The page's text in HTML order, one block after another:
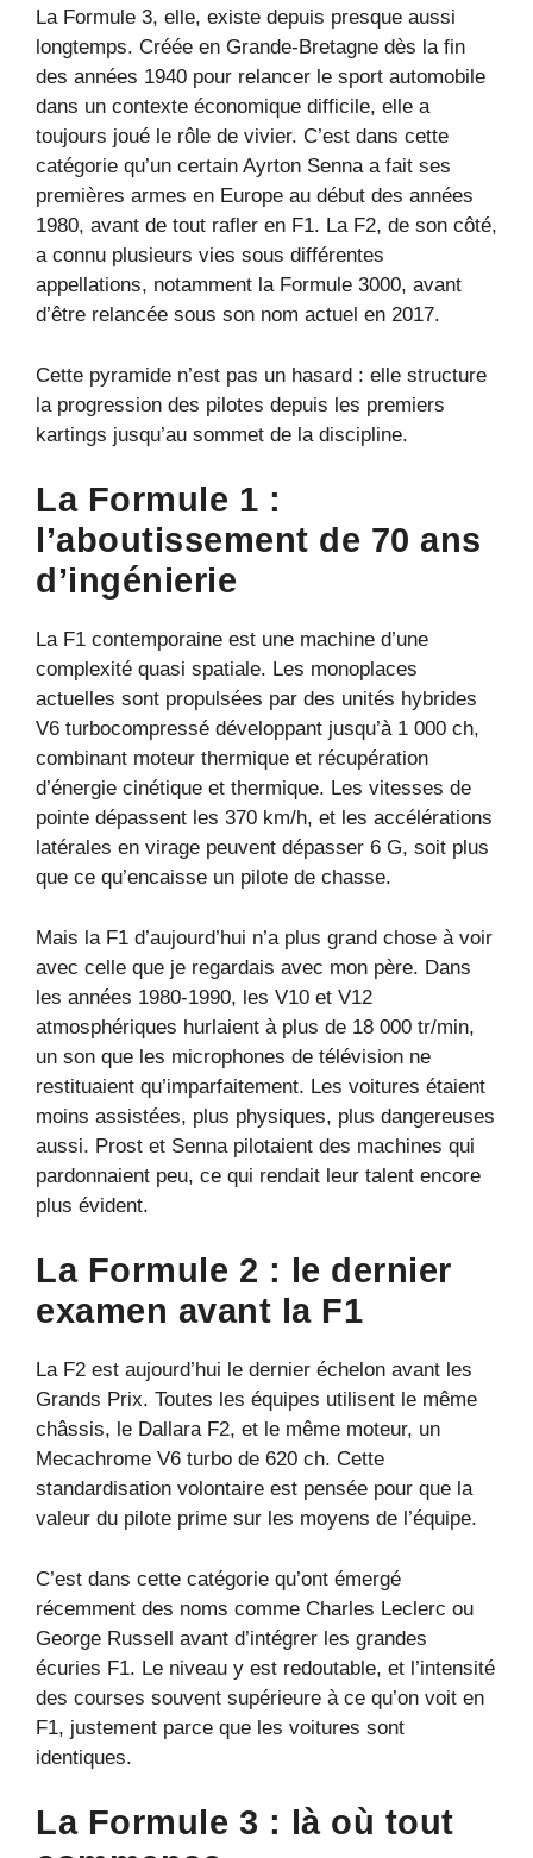
La Formule 3, elle, existe depuis presque aussi
longtemps. Créée en Grande-Bretagne dès la fin
des années 1940 pour relancer le sport automobile
dans un contexte économique difficile, elle a
toujours joué le rôle de vivier. C’est dans cette
catégorie qu’un certain Ayrton Senna a fait ses
premières armes en Europe au début des années
1980, avant de tout rafler en F1. La F2, de son côté,
a connu plusieurs vies sous différentes
appellations, notamment la Formule 3000, avant
d’être relancée sous son nom actuel en 2017.
Cette pyramide n’est pas un hasard : elle structure
la progression des pilotes depuis les premiers
kartings jusqu’au sommet de la discipline.
La Formule 1 :
l’aboutissement de 70 ans
d’ingénierie
La F1 contemporaine est une machine d’une
complexité quasi spatiale. Les monoplaces
actuelles sont propulsées par des unités hybrides
V6 turbocompressé développant jusqu’à 1 000 ch,
combinant moteur thermique et récupération
d’énergie cinétique et thermique. Les vitesses de
pointe dépassent les 370 km/h, et les accélérations
latérales en virage peuvent dépasser 6 G, soit plus
que ce qu’encaisse un pilote de chasse.
Mais la F1 d’aujourd’hui n’a plus grand chose à voir
avec celle que je regardais avec mon père. Dans
les années 1980-1990, les V10 et V12
atmosphériques hurlaient à plus de 18 000 tr/min,
un son que les microphones de télévision ne
restituaient qu’imparfaitement. Les voitures étaient
moins assistées, plus physiques, plus dangereuses
aussi. Prost et Senna pilotaient des machines qui
pardonnaient peu, ce qui rendait leur talent encore
plus évident.
La Formule 2 : le dernier
examen avant la F1
La F2 est aujourd’hui le dernier échelon avant les
Grands Prix. Toutes les équipes utilisent le même
châssis, le Dallara F2, et le même moteur, un
Mecachrome V6 turbo de 620 ch. Cette
standardisation volontaire est pensée pour que la
valeur du pilote prime sur les moyens de l’équipe.
C’est dans cette catégorie qu’ont émergé
récemment des noms comme Charles Leclerc ou
George Russell avant d’intégrer les grandes
écuries F1. Le niveau y est redoutable, et l’intensité
des courses souvent supérieure à ce qu’on voit en
F1, justement parce que les voitures sont
identiques.
La Formule 3 : là où tout